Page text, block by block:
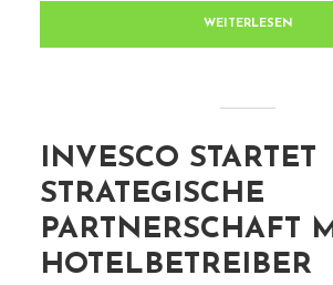
WEITERLESEN
INVESCO STARTET
STRATEGISCHE
PARTNERSCHAFT
HOTELBETREIBER